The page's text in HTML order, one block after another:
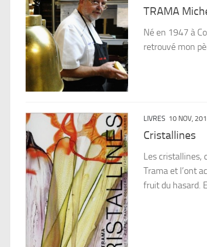
TRAMA
Né en 1947 à
retrouvé mon
LIVRES 10 NOV,
Cristallines
Les cristallines,
Trama et l’ont
fruit du hasard.